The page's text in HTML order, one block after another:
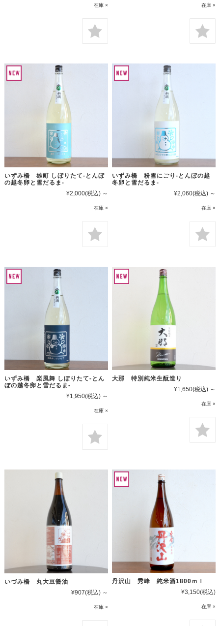
在庫 × 在庫 ×
いずみ橋 雄町 しぼりたて-とんぼ
の越冬卵と雪だるま-
¥2,000(税込) ～
在庫 ×
いずみ橋 粉雪にごり-とんぼの越
冬卵と雪だるま-
¥2,060(税込) ～
在庫 ×
いずみ橋 楽風舞 しぼりたて-とん
ぼの越冬卵と雪だるま-
¥1,950(税込) ～
在庫 ×
大那 特別純米生酛造り
¥1,650(税込) ～
在庫 ×
いづみ橋 丸大豆醤油
¥907(税込) ～
在庫 ×
丹沢山 秀峰 純米酒1800ｍｌ
¥3,150(税込)
在庫 ×